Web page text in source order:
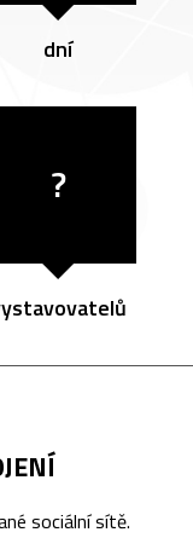
dní
?
sociální sítě.